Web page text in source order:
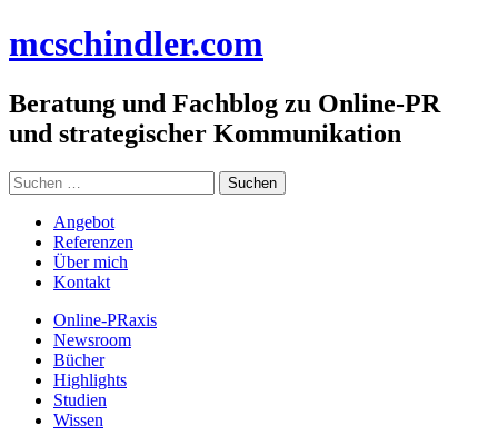
Inhalt
mcschindler.com
Beratung und Fachblog zu Online-PR
und strategischer Kommunikation
Suchen
nach:
Angebot
Referenzen
Über mich
Kontakt
Online-PRaxis
Newsroom
Bücher
Highlights
Studien
Wissen